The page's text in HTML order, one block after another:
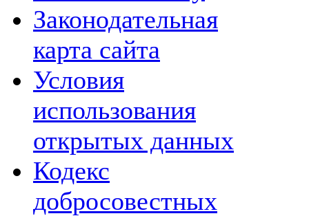
Законодательная
карта сайта
Условия
использования
открытых данных
Кодекс
добросовестных